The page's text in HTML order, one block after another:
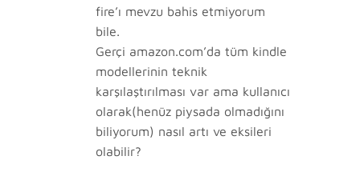
fire’ı mevzu bahis etmiyorum
bile.
Gerçi amazon.com’da tüm kindle
modellerinin teknik
karşılaştırılması var ama kullanıcı
olarak(henüz piysada olmadığını
biliyorum) nasıl artı ve eksileri
olabilir?